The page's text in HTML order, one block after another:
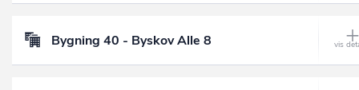
Bygning 40 - Byskov Alle 8